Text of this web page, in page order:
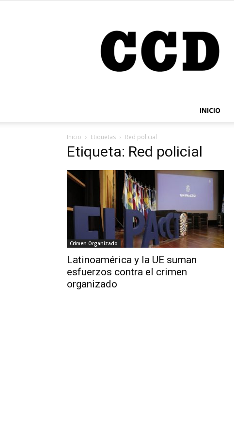
INICIO
Inicio Etiquetas Red policial
Etiqueta: Red policial
Crimen Organizado
Latinoamérica y la UE suman
esfuerzos contra el crimen
organizado